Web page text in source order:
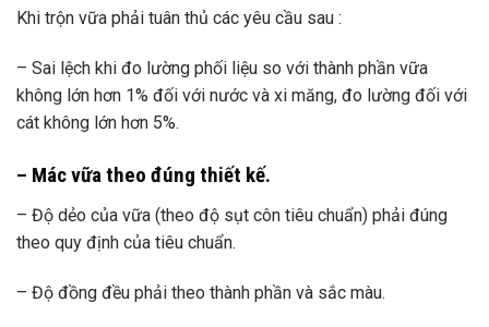
Khi trộn vữa phải tuân thủ các yêu cầu sau :
– Sai lệch khi đo lường phối liệu so với thành phần vữa
không lớn hơn 1% đối với nước và xi măng, đo lường đối với
cát không lớn hơn 5%.
– Mác vữa theo đúng thiết kế.
– Độ dẻo của vữa (theo độ sụt côn tiêu chuẩn) phải đúng
theo quy định của tiêu chuẩn.
– Độ đồng đều phải theo thành phần và sắc màu.